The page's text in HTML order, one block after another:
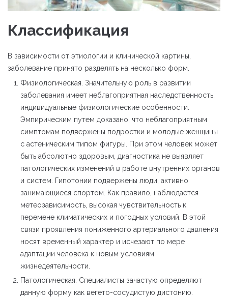
Классификация
В зависимости от этиологии и клинической картины,
заболевание принято разделять на несколько форм.
Физиологическая. Значительную роль в развитии
заболевания имеет неблагоприятная наследственность,
индивидуальные физиологические особенности.
Эмпирическим путем доказано, что неблагоприятным
симптомам подвержены подростки и молодые женщины
с астеническим типом фигуры. При этом человек может
быть абсолютно здоровым, диагностика не выявляет
патологических изменений в работе внутренних органов
и систем. Гипотонии подвержены люди, активно
занимающиеся спортом. Как правило, наблюдается
метеозависимость, высокая чувствительность к
перемене климатических и погодных условий. В этой
связи проявления пониженного артериального давления
носят временный характер и исчезают по мере
адаптации человека к новым условиям
жизнедеятельности.
Патологическая. Специалисты зачастую определяют
данную форму как вегето-сосудистую дистонию.